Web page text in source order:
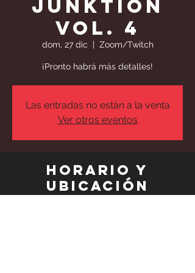
Junktion
Vol. 4
dom, 27 dic
  |
Zoom/Twitch
¡Pronto habrá más detalles!
Las entradas no están a la venta
Ver otros eventos
Horario y
ubicación